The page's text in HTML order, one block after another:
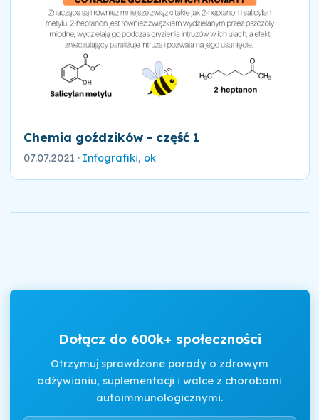
Chemia goździków - część 1
07.07.2021 · Infografiki, ok
Dołącz do 600k+ społeczności
Otrzymuj sprawdzone porady o zdrowym
odżywianiu, suplementacji i walce z chorobami
autoimmunologicznymi.